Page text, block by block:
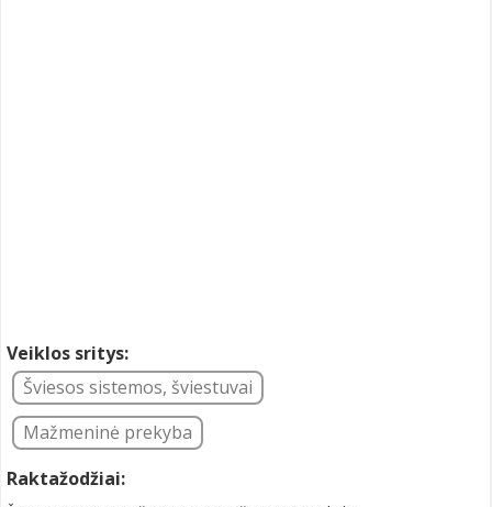
Veiklos sritys:
Šviesos sistemos, šviestuvai
Mažmeninė prekyba
Raktažodžiai: